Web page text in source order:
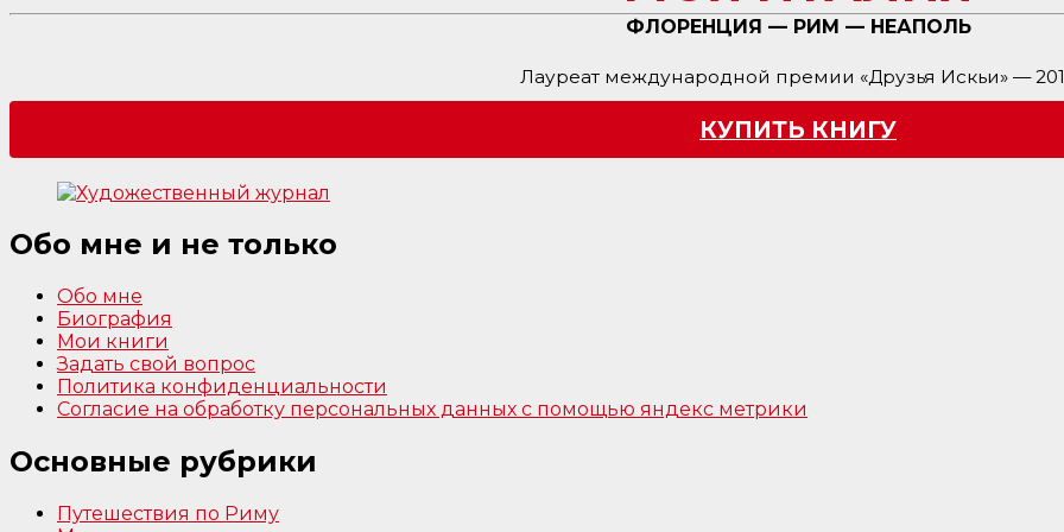
ФЛОРЕНЦИЯ — РИМ — НЕАПОЛЬ
Лауреат международной премии «Друзья Искьи» —
КУПИТЬ КНИГУ
Обо мне и не только
Обо мне
Биография
Мои книги
Задать свой вопрос
Политика конфиденциальности
Согласие на обработку персональных данных с помощью яндекс метрики
Основные рубрики
Путешествия по Риму